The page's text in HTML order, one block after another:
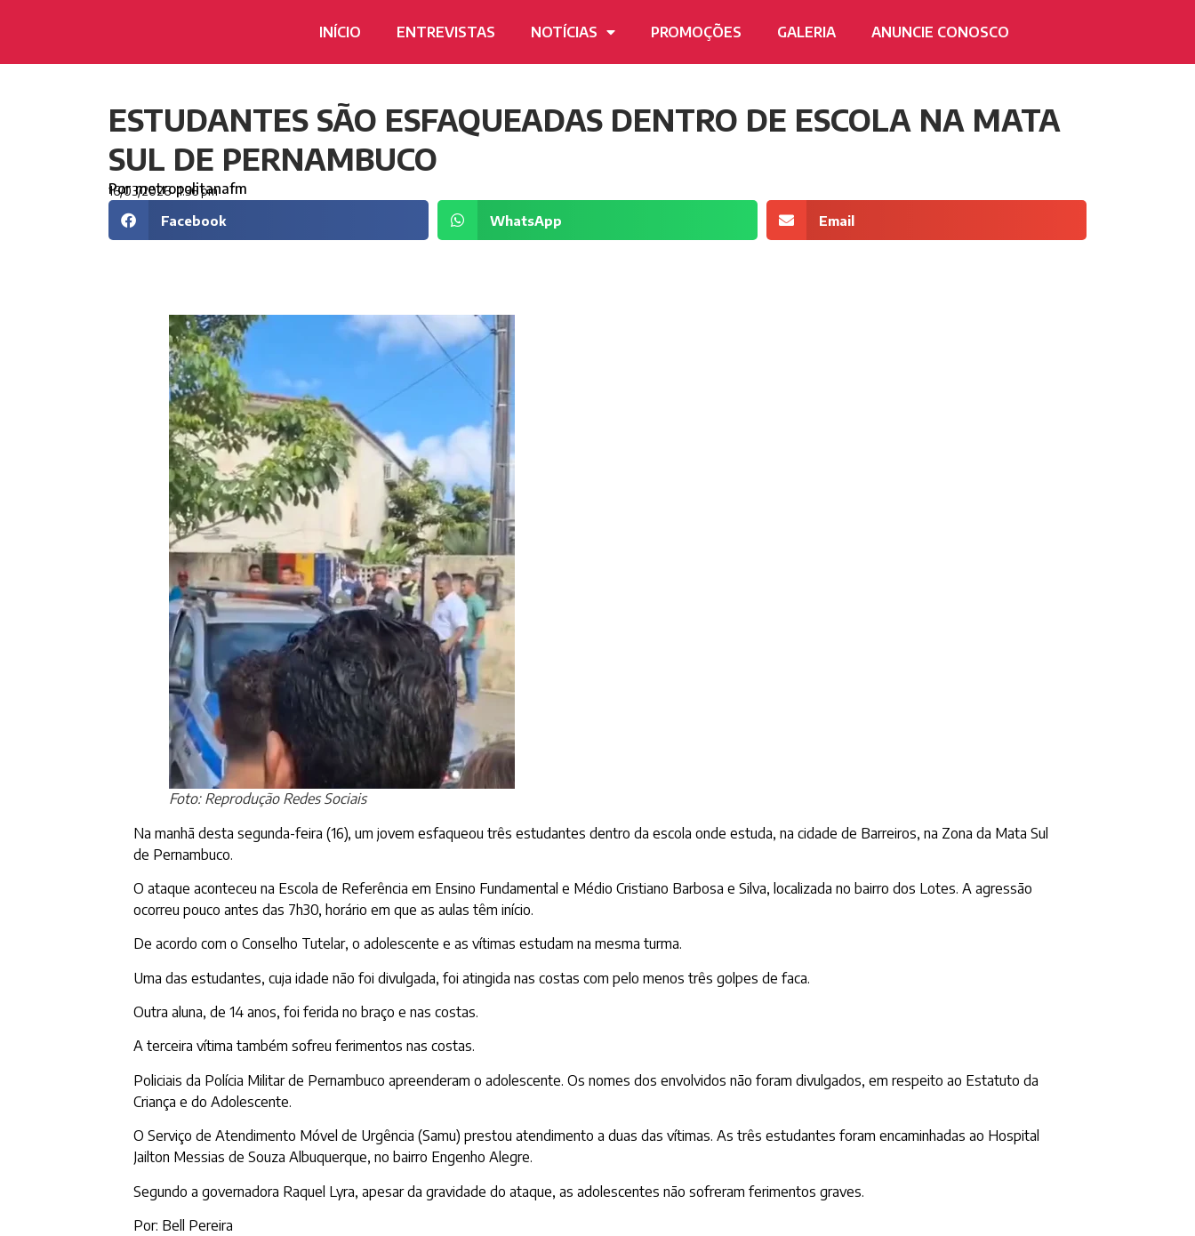
INÍCIO ENTREVISTAS NOTÍCIAS PROMOÇÕES GALERIA ANUNCIE CONOSCO
ESTUDANTES SÃO ESFAQUEADAS DENTRO DE ESCOLA NA MATA
SUL DE PERNAMBUCO
Pormetropolitanafm
16/03/2026 1:36 pm
Facebook WhatsApp Email
Foto: Reprodução Redes Sociais
Na manhã desta segunda-feira (16), um jovem esfaqueou três estudantes dentro da escola onde estuda, na cidade de Barreiros, na Zona da Mata Sul
de Pernambuco.
O ataque aconteceu na Escola de Referência em Ensino Fundamental e Médio Cristiano Barbosa e Silva, localizada no bairro dos Lotes. A agressão
ocorreu pouco antes das 7h30, horário em que as aulas têm início.
De acordo com o Conselho Tutelar, o adolescente e as vítimas estudam na mesma turma.
Uma das estudantes, cuja idade não foi divulgada, foi atingida nas costas com pelo menos três golpes de faca.
Outra aluna, de 14 anos, foi ferida no braço e nas costas.
A terceira vítima também sofreu ferimentos nas costas.
Policiais da Polícia Militar de Pernambuco apreenderam o adolescente. Os nomes dos envolvidos não foram divulgados, em respeito ao Estatuto da
Criança e do Adolescente.
O Serviço de Atendimento Móvel de Urgência (Samu) prestou atendimento a duas das vítimas. As três estudantes foram encaminhadas ao Hospital
Jailton Messias de Souza Albuquerque, no bairro Engenho Alegre.
Segundo a governadora Raquel Lyra, apesar da gravidade do ataque, as adolescentes não sofreram ferimentos graves.
Por: Bell Pereira